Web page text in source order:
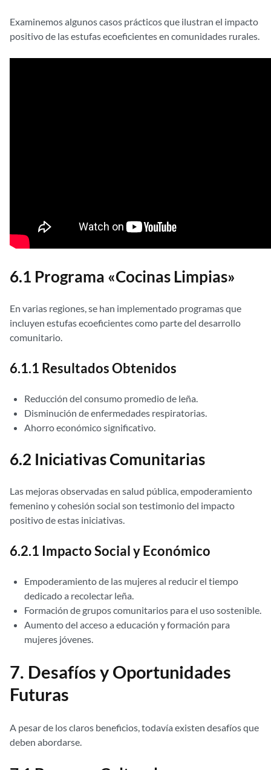
Examinemos algunos casos prácticos que ilustran el impacto
positivo de las estufas ecoeficientes en comunidades rurales.
6.1 Programa «Cocinas Limpias»
En varias regiones, se han implementado programas que
incluyen estufas ecoeficientes como parte del desarrollo
comunitario.
6.1.1 Resultados Obtenidos
Reducción del consumo promedio de leña.
Disminución de enfermedades respiratorias.
Ahorro económico significativo.
6.2 Iniciativas Comunitarias
Las mejoras observadas en salud pública, empoderamiento
femenino y cohesión social son testimonio del impacto
positivo de estas iniciativas.
6.2.1 Impacto Social y Económico
Empoderamiento de las mujeres al reducir el tiempo
dedicado a recolectar leña.
Formación de grupos comunitarios para el uso sostenible.
Aumento del acceso a educación y formación para
mujeres jóvenes.
7. Desafíos y Oportunidades
Futuras
A pesar de los claros beneficios, todavía existen desafíos que
deben abordarse.